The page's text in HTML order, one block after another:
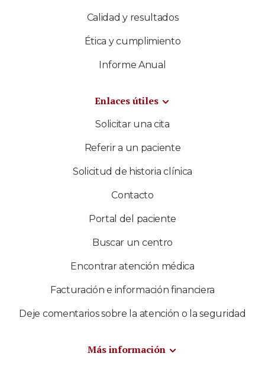
Calidad y resultados
Ética y cumplimiento
Informe Anual
Enlaces útiles
Solicitar una cita
Referir a un paciente
Solicitud de historia clínica
Contacto
Portal del paciente
Buscar un centro
Encontrar atención médica
Facturación e información financiera
Deje comentarios sobre la atención o la seguridad
Más información